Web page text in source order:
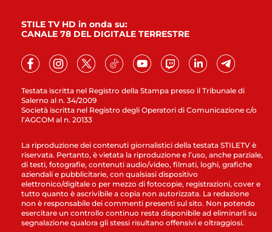
Testata iscritta nel Registro della Stampa presso il Tribunale di
Salerno al n. 34/2009
Società iscritta nel Registro degli Operatori di Comunicazione c/o
l’AGCOM al n. 20133
STILE TV HD in onda su:
CANALE 78 DEL DIGITALE TERRESTRE
La riproduzione dei contenuti giornalistici della testata STILETV è
riservata. Pertanto, è vietata la riproduzione e l’uso, anche parziale,
di testi, fotografie, contenuti audio/video, filmati, loghi, grafiche
aziendali e pubblicitarie, con qualsiasi dispositivo
elettronico/digitale o per mezzo di fotocopie, registrazioni, cover e
tutto quanto è ascrivibile a copia non autorizzata. La redazione
non è responsabile dei commenti presenti sul sito. Non potendo
esercitare un controllo continuo resta disponibile ad eliminarli su
segnalazione qualora gli stessi risultano offensivi e oltraggiosi.